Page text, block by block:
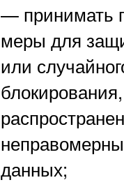
— принимать
меры для
или
данных;